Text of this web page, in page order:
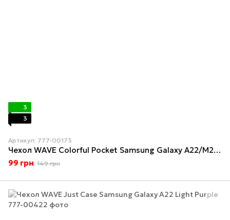
3
3
Артикул: 777-00173
Чехол WAVE Colorful Pocket Samsung Galaxy A22/M22/M32 (A225F/M225F/M325F) Ocean Blue
99 грн 149 грн